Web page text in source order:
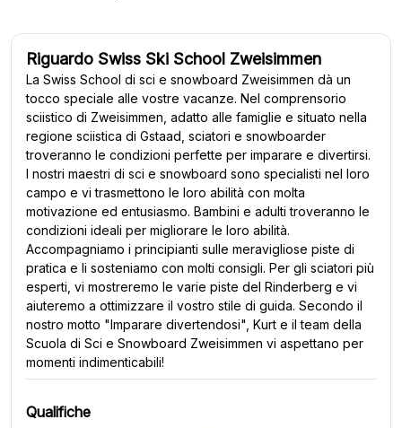
Riguardo Swiss Ski School Zweisimmen
La Swiss School di sci e snowboard Zweisimmen dà un
tocco speciale alle vostre vacanze. Nel comprensorio
sciistico di Zweisimmen, adatto alle famiglie e situato nella
regione sciistica di Gstaad, sciatori e snowboarder
troveranno le condizioni perfette per imparare e divertirsi.
I nostri maestri di sci e snowboard sono specialisti nel loro
campo e vi trasmettono le loro abilità con molta
motivazione ed entusiasmo. Bambini e adulti troveranno le
condizioni ideali per migliorare le loro abilità.
Accompagniamo i principianti sulle meravigliose piste di
pratica e li sosteniamo con molti consigli. Per gli sciatori più
esperti, vi mostreremo le varie piste del Rinderberg e vi
aiuteremo a ottimizzare il vostro stile di guida. Secondo il
nostro motto "Imparare divertendosi", Kurt e il team della
Scuola di Sci e Snowboard Zweisimmen vi aspettano per
momenti indimenticabili!
Qualifiche